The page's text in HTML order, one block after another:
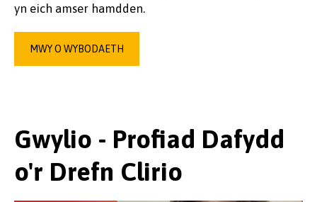
yn eich amser hamdden.
MWY O WYBODAETH
Gwylio - Profiad Dafydd
o'r Drefn Clirio